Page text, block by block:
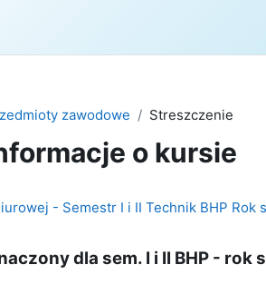
zawodowe Streszczenie
o kursie
- Semestr I i II Technik BHP
dla sem. I i II BHP - rok